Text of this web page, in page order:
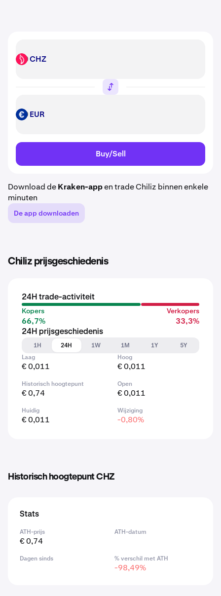
CHZ CHZ
EUR EUR
Buy/Sell
Download deKraken-appen trade Chiliz binnen enkele
minuten
De app downloaden
Chiliz prijsgeschiedenis
24H trade-activiteit
Kopers
66,7%
Verkopers
33,3%
24H prijsgeschiedenis
1H
24H 1W 1M 1Y
5Y
Laag
€ 0,011
Hoog
€ 0,011
Historisch hoogtepunt
€ 0,74
Open
€ 0,011
Huidig
€ 0,011
Wijziging
-0,80%
Historisch hoogtepunt CHZ
Stats
ATH-prijs
€ 0,74
ATH-datum
Dagen sinds % verschil met ATH
-98,49%